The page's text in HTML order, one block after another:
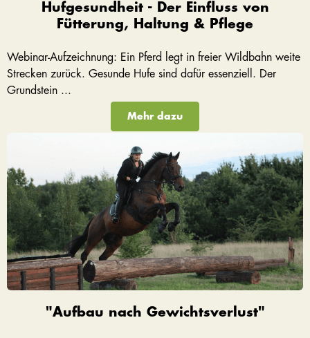
Hufgesundheit - Der Einfluss von
Fütterung, Haltung & Pflege
Webinar-Aufzeichnung: Ein Pferd legt in freier Wildbahn weite
Strecken zurück. Gesunde Hufe sind dafür essenziell. Der
Grundstein ...
Mehr dazu
"Aufbau nach Gewichtsverlust"